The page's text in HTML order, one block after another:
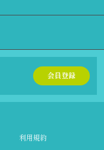
会員登録
利用規約